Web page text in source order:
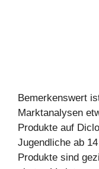
Bemerkenswert
Marktanalysen
Produkte auf
Jugendliche ab
Produkte sind